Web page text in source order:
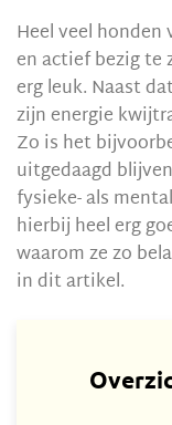
Heel veel
en actief bezig te
erg leuk. Naast
zijn energie
Zo is het
uitgedaagd
fysieke- als
hierbij heel erg
waarom ze zo
in dit artikel.